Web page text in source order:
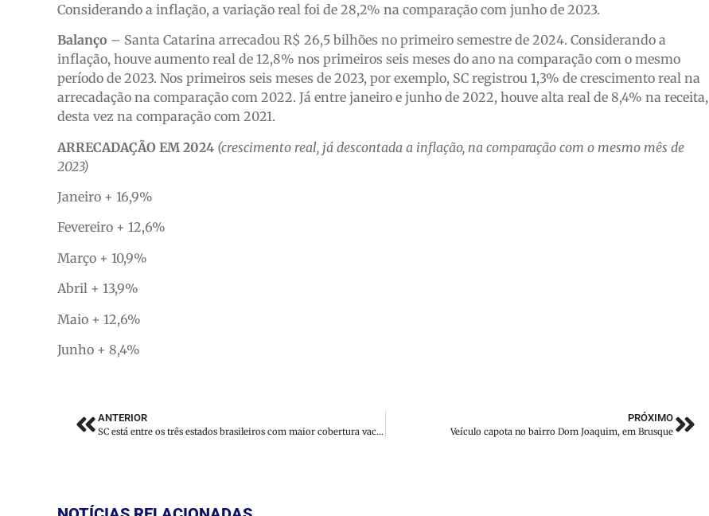
Considerando a inflação, a variação real foi de 28,2% na comparação com junho de 2023.
Balanço – Santa Catarina arrecadou R$ 26,5 bilhões no primeiro semestre de 2024. Considerando a
inflação, houve aumento real de 12,8% nos primeiros seis meses do ano na comparação com o mesmo
período de 2023. Nos primeiros seis meses de 2023, por exemplo, SC registrou 1,3% de crescimento real na
arrecadação na comparação com 2022. Já entre janeiro e junho de 2022, houve alta real de 8,4% na receita,
desta vez na comparação com 2021.
ARRECADAÇÃO EM 2024 (crescimento real, já descontada a inflação, na comparação com o mesmo mês de
2023)
Janeiro + 16,9%
Fevereiro + 12,6%
Março + 10,9%
Abril + 13,9%
Maio + 12,6%
Junho + 8,4%
ANTERIOR
SC está entre os três estados brasileiros com maior cobertura vacinal para o HPV
PRÓXIMO
Veículo capota no bairro Dom Joaquim, em Brusque